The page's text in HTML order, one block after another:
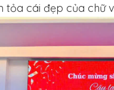
tỏa cái đẹp của chữ